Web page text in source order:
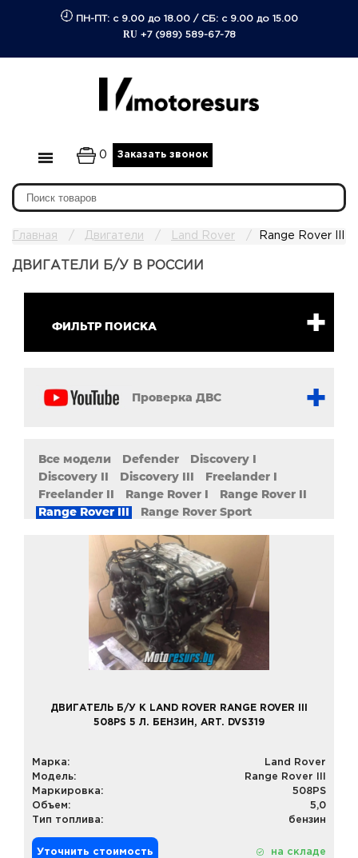
ПН-ПТ: с 9.00 до 18.00/ СБ: с 9.00 до 15.00
RU +7 (989) 589-67-78
0 Заказать звонок
Главная Двигатели Land Rover Range Rover III
ДВИГАТЕЛИ Б/У В РОССИИ
ФИЛЬТР ПОИСКА
Проверка ДВС
Все модели Defender
Discovery I
Discovery II
Discovery III
Freelander I
Freelander II
Range Rover I
Range Rover II
Range Rover III
Range Rover Sport
ДВИГАТЕЛЬ Б/У К LAND ROVER RANGE ROVER III
508PS 5 Л. БЕНЗИН, ART. DVS319
Марка:
Land Rover
Модель:
Range Rover III
Маркировка:
508PS
Объем:
5,0
Тип топлива:
бензин
Уточнить стоимость на складе